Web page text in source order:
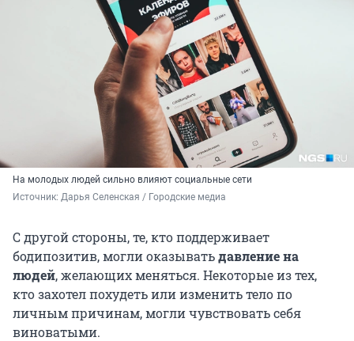
На молодых людей сильно влияют социальные сети
Источник: Дарья Селенская / Городские медиа
С другой стороны, те, кто поддерживает
бодипозитив, могли оказыватьдавление на
людей, желающих меняться. Некоторые из тех,
кто захотел похудеть или изменить тело по
личным причинам, могли чувствовать себя
виноватыми.